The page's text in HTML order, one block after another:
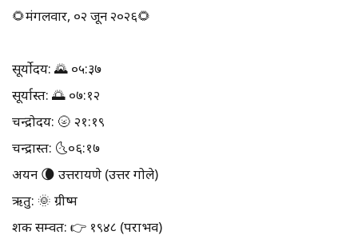
🌻मंगलवार, ०२ जून २०२६🌻
सूर्योदय: 🌄 ०५:३७
सूर्यास्त: 🌅 ०७:१२
चन्द्रोदय: 🌝 २१:१९
चन्द्रास्त: 🌜०६:१७
अयन 🌘 उत्तरायणे (उत्तर गोले)
ऋतु: 🌞 ग्रीष्म
शक सम्वत: 👉 १९४८ (पराभव)